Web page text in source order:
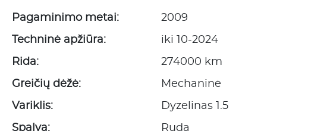
Pagaminimo metai: 2009
Techninė apžiūra: iki 10-2024
Rida: 274000 km
Greičių dėžė: Mechaninė
Variklis: Dyzelinas 1.5
Spalva: Ruda